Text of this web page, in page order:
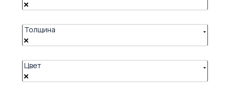
Толщина
Цвет